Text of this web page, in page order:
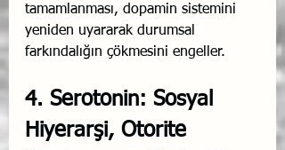
tamamlanması, dopamin sistemini
yeniden uyararak durumsal
farkındalığın çökmesini engeller.
4. Serotonin: Sosyal
Hiyerarşi, Otorite